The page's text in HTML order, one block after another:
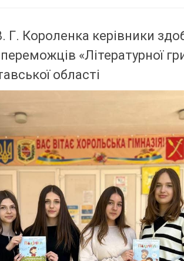
Короленка керівники
«Літературної
області